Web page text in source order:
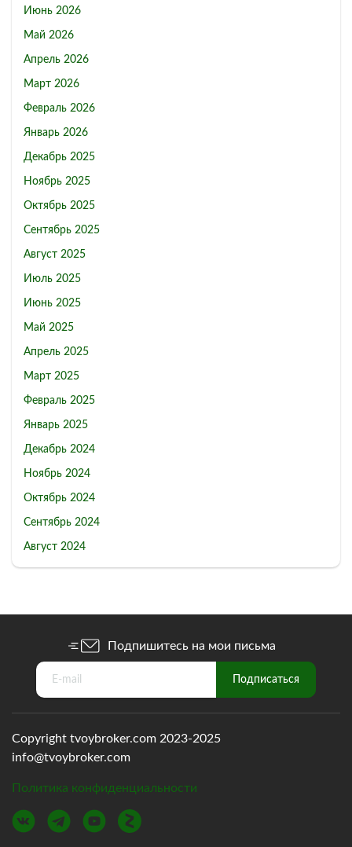
Июнь 2026
Май 2026
Апрель 2026
Март 2026
Февраль 2026
Январь 2026
Декабрь 2025
Ноябрь 2025
Октябрь 2025
Сентябрь 2025
Август 2025
Июль 2025
Июнь 2025
Май 2025
Апрель 2025
Март 2025
Февраль 2025
Январь 2025
Декабрь 2024
Ноябрь 2024
Октябрь 2024
Сентябрь 2024
Август 2024
Подпишитесь на мои письма
Copyright tvoybroker.com 2023-2025
info@tvoybroker.com
Политика конфиденциальности